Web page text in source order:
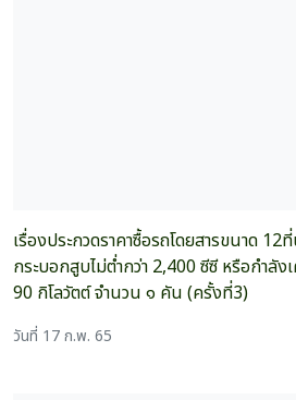
เรื่องประกวดราคาซื้อรถโดยสารขนาด 12
กระบอกสูบไม่ต่ำกว่า 2,400 ซีซี หรือกำลัง
90 กิโลวัตต์ จำนวน ๑ คัน (ครั้งที่3)
วันที่ 17 ก.พ. 65